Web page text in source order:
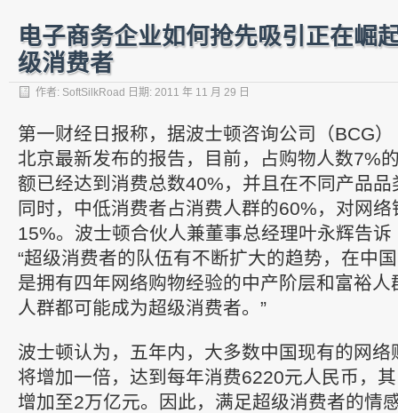
电子商务企业如何抢先吸引正在崛
级消费者
作者: SoftSilkRoad 日期: 2011 年 11 月 29 日
第一财经日报称，据波士顿咨询公司（BCG）
北京最新发布的报告，目前，占购物人数7%
额已经达到消费总数40%，并且在不同产品
同时，中低消费者占消费人群的60%，对网
15%。波士顿合伙人兼董事总经理叶永辉告
“超级消费者的队伍有不断扩大的趋势，在中
是拥有四年网络购物经验的中产阶层和富裕
人群都可能成为超级消费者。”
波士顿认为，五年内，大多数中国现有的网
将增加一倍，达到每年消费6220元人民币，
增加至2万亿元。因此，满足超级消费者的情